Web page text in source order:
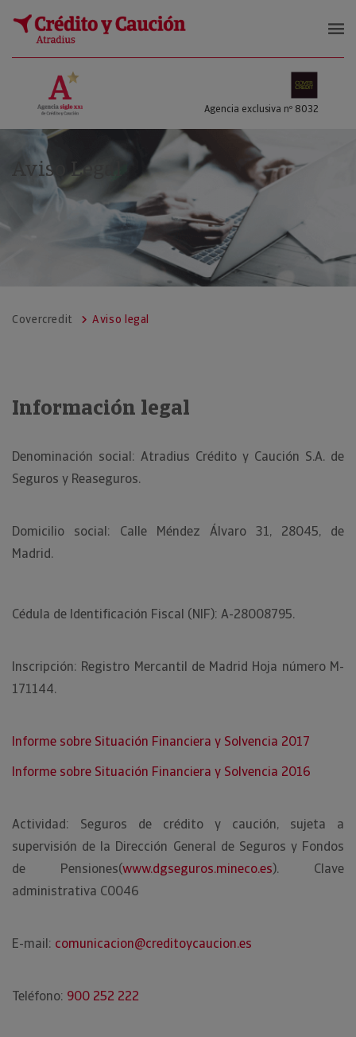
COVERCREDIT SL
Agencia exclusiva nº 8032
Aviso Legal
Covercredit Aviso legal
Información legal
Denominación social: Atradius Crédito y Caución S.A. de
Seguros y Reaseguros.
Domicilio social: Calle Méndez Álvaro 31, 28045, de
Madrid.
Cédula de Identificación Fiscal (NIF): A-28008795.
Inscripción: Registro Mercantil de Madrid Hoja número M-
171144.
Informe sobre Situación Financiera y Solvencia 2017
Informe sobre Situación Financiera y Solvencia 2016
Actividad: Seguros de crédito y caución, sujeta a
supervisión de la Dirección General de Seguros y Fondos
de Pensiones(www.dgseguros.mineco.es). Clave
administrativa C0046
E-mail: comunicacion@creditoycaucion.es
Teléfono: 900 252 222